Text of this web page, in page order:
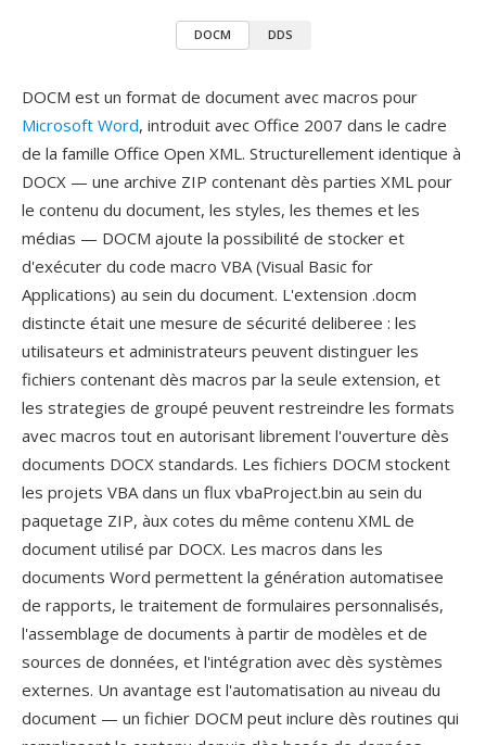
DOCM DDS
DOCM est un format de document avec macros pour
Microsoft Word, introduit avec Office 2007 dans le cadre
de la famille Office Open XML. Structurellement identique à
DOCX — une archive ZIP contenant dès parties XML pour
le contenu du document, les styles, les themes et les
médias — DOCM ajoute la possibilité de stocker et
d'exécuter du code macro VBA (Visual Basic for
Applications) au sein du document. L'extension .docm
distincte était une mesure de sécurité deliberee : les
utilisateurs et administrateurs peuvent distinguer les
fichiers contenant dès macros par la seule extension, et
les strategies de groupé peuvent restreindre les formats
avec macros tout en autorisant librement l'ouverture dès
documents DOCX standards. Les fichiers DOCM stockent
les projets VBA dans un flux vbaProject.bin au sein du
paquetage ZIP, àux cotes du même contenu XML de
document utilisé par DOCX. Les macros dans les
documents Word permettent la génération automatisee
de rapports, le traitement de formulaires personnalisés,
l'assemblage de documents à partir de modèles et de
sources de données, et l'intégration avec dès systèmes
externes. Un avantage est l'automatisation au niveau du
document — un fichier DOCM peut inclure dès routines qui